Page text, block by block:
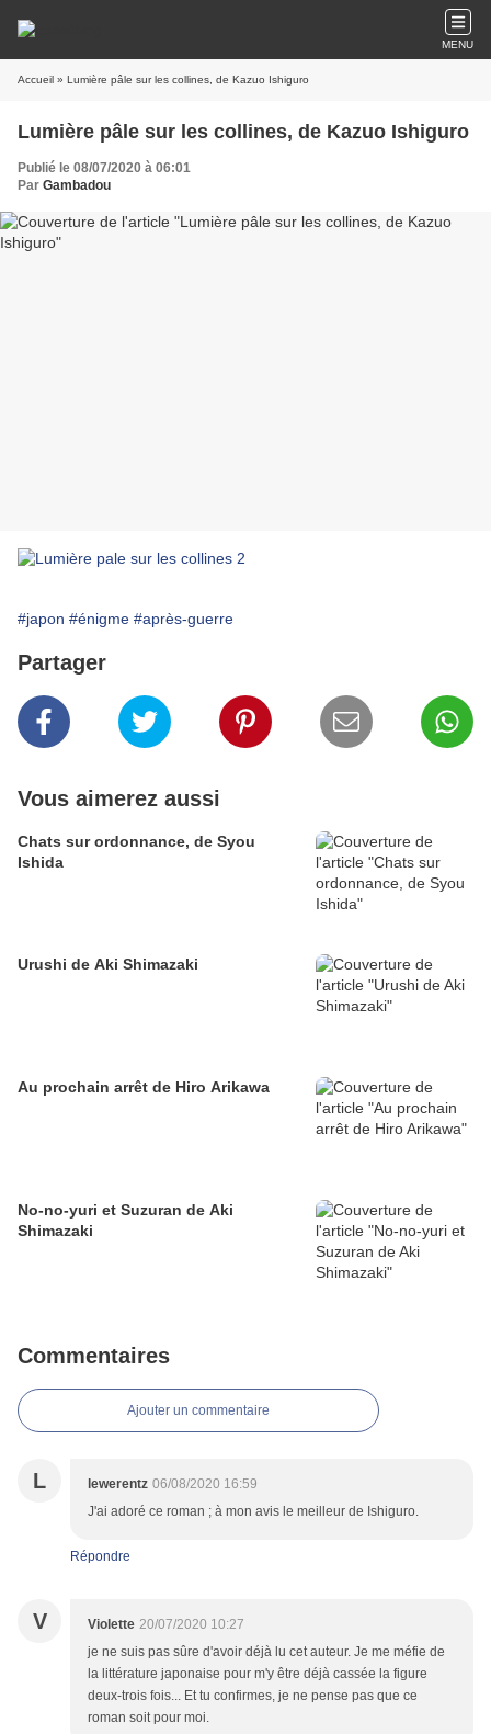
MENU
Accueil » Lumière pâle sur les collines, de Kazuo Ishiguro
Lumière pâle sur les collines, de Kazuo Ishiguro
Publié le 08/07/2020 à 06:01
Par Gambadou
#japon #énigme #après-guerre
Partager
Vous aimerez aussi
Chats sur ordonnance, de Syou
Ishida
Urushi de Aki Shimazaki
Au prochain arrêt de Hiro Arikawa
No-no-yuri et Suzuran de Aki
Shimazaki
Commentaires
Ajouter un commentaire
L lewerentz 06/08/2020 16:59
J'ai adoré ce roman ; à mon avis le meilleur de Ishiguro.
Répondre
V Violette 20/07/2020 10:27
je ne suis pas sûre d'avoir déjà lu cet auteur. Je me méfie de
la littérature japonaise pour m'y être déjà cassée la figure
deux-trois fois... Et tu confirmes, je ne pense pas que ce
roman soit pour moi.